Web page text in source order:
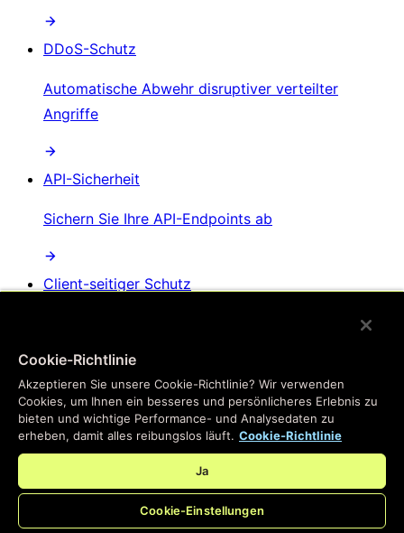
DDoS-Schutz
Automatische Abwehr disruptiver verteilter
Angriffe
API-Sicherheit
Sichern Sie Ihre API-Endpoints ab
Client-seitiger Schutz
AI-Bot-Management
Verhindern Sie, dass KI-Bots Website-Inhalte
scrapen
Cookie-Richtlinie
Akzeptieren Sie unsere Cookie-Richtlinie? Wir verwenden
Cookies, um Ihnen ein besseres und persönlicheres Erlebnis zu
bieten und wichtige Performance- und Analysedaten zu
erheben, damit alles reibungslos läuft. Cookie-Richtlinie
Ja
Cookie-Einstellungen